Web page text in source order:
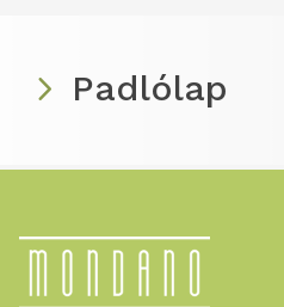
Padlólap